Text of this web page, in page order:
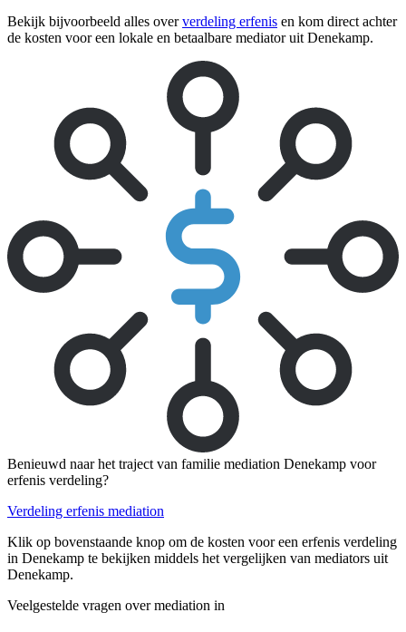
Bekijk bijvoorbeeld alles oververdeling erfenis en kom direct achter
de kosten voor een lokale en betaalbare mediator uit Denekamp.
Benieuwd naar het traject van familie mediation Denekamp voor
erfenis verdeling?
Verdeling erfenis mediation
Klik op bovenstaande knop om de kosten voor een erfenis verdeling
in Denekamp te bekijken middels het vergelijken van mediators uit
Denekamp.
Veelgestelde vragen over mediation in